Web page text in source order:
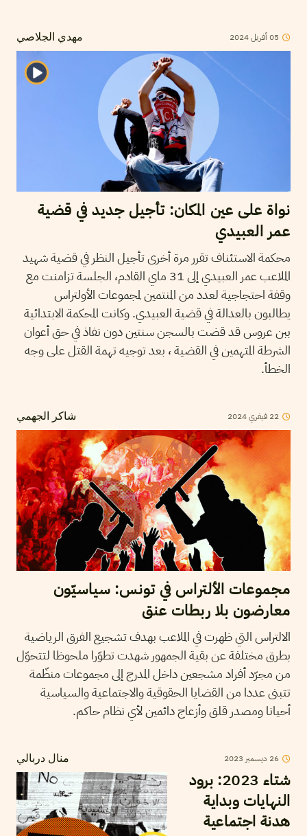
مهدي الجلاصي 05أفريل2024
نواة على عين المكان: تأجيل جديد في قضية
عمر العبيدي
محكمة الاستئناف تقرر مرة أخرى تأجيل النظر في قضية شهيد
الملاعب عمر العبيدي إلى 31 ماي القادم، الجلسة تزامنت مع
وقفة احتجاجية لعدد من المنتمين لمجموعات الأولتراس
يطالبون بالعدالة في قضية العبيدي. وكانت المحكمة الابتدائية
ببن عروس قد قضت بالسجن سنتين دون نفاذ في حق أعوان
الشرطة المتهمين في القضية ، بعد توجيه تهمة القتل على وجه
الخطأ.
شاكر الجهمي 22 فيفري2024
مجموعات الألتراس في تونس: سياسيّون
معارضون بلا ربطات عنق
الالتراس التي ظھرت في الملاعب بھدف تشجیع الفرق الریاضیة
بطرق مختلفة عن بقیة الجمھور شھدت تطوّرا ملحوظا لتتحوّل
من مجرّد أفراد مشجعین داخل المدرج إلى مجموعات منظّمة
تتبنى عددا من القضايا الحقوقية والاجتماعية والسياسية
أحيانا ومصدر قلق وأزعاج دائمين لأي نظام حاكم.
منال دربالي 26 ديسمبر 2023
شتاء 2023: برود
النهايات وبداية
هدنة اجتماعية